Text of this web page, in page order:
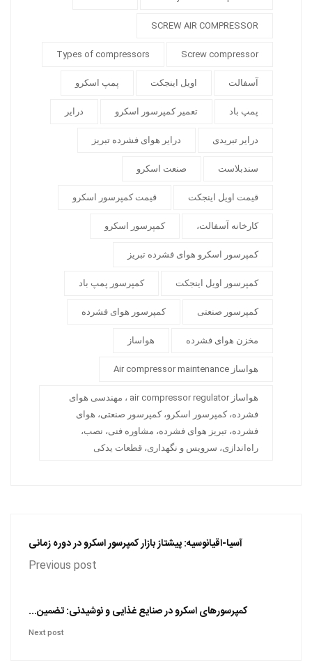
SCREW AIR COMPRESSOR
Screw compressor
Types of compressors
آسفالت اویل اینجکت پمپ اسکرو
پمپ باد تعمیر کمپرسور اسکرو درایر
درایر تبریدی درایر هوای فشرده تبریز
سندبلاست صنعت اسکرو
قیمت اویل اینجکت قیمت کمپرسور اسکرو
کارخانه آسفالت، کمپرسور اسکرو
کمپرسور اسکرو هوای فشرده تبریز
کمپرسور اویل اینجکت کمپرسور پمپ باد
کمپرسور صنعتی کمپرسور هوای فشرده
مخزن هوای فشرده هواساز
هواساز Air compressor maintenance
هواساز air compressor regulator ، مهندسی هوای
فشرده، کمپرسور اسکرو، کمپرسور صنعتی، هوای
فشرده، تبریز هوای فشرده، مشاوره فنی، نصب،
راه‌اندازی، سرویس و نگهداری، قطعات یدکی
آسیا-اقیانوسیه: پیشتاز بازار کمپرسور اسکرو در دوره زمانی
Previous post
کمپرسورهای اسکرو در صنایع غذایی و نوشیدنی: تضمین...
Next post